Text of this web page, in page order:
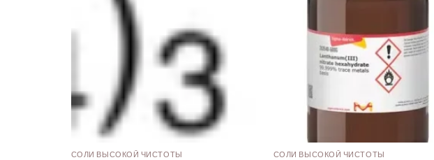
СОЛИ ВЫСОКОЙ ЧИСТОТЫ СОЛИ ВЫСОКОЙ ЧИСТОТЫ